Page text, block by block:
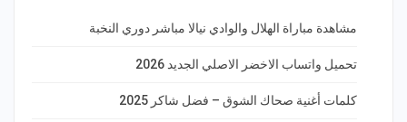
مشاهدة مباراة الهلال والوادي نيالا مباشر دوري النخبة
تحميل واتساب الاخضر الاصلي الجديد 2026
كلمات أغنية صحاك الشوق – فضل شاكر 2025